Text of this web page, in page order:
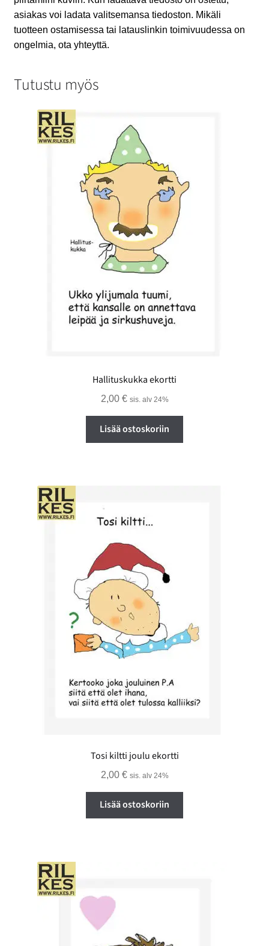
asiakas voi ladata valitsemansa tiedoston. Mikäli
tuotteen ostamisessa tai latauslinkin toimivuudessa on
ongelmia, ota yhteyttä.
Tutustu myös
Hallituskukka ekortti
2,00 € sis. alv 24%
Lisää ostoskoriin
Tosi kiltti joulu ekortti
2,00 € sis. alv 24%
Lisää ostoskoriin